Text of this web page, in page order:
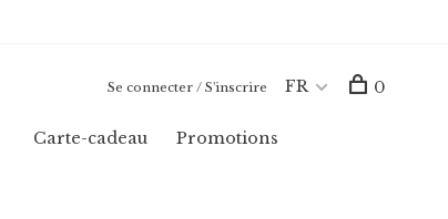
Carte-cadeau
Promotions
Se connecter / S'inscrire FR 0